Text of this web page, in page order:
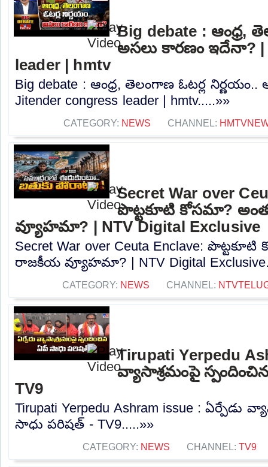
Big debate : ఆంధ్ర,
అసలు కారణం ఇదేనా? |
leader | hmtv
Big debate : ఆంధ్ర, తెలంగాణ ఓటర్ల
Jitender congress leader | hmtv.....»»
CATEGORY: NEWS CHANNEL:
Secret War over
పొట్టకూటి కోసమా?
వ్యూహమా? | NTV Digital Exclusive
Secret War over Ceuta Enclave:
రాజకీయ వ్యూహమా? | NTV Digital
CATEGORY: NEWS CHANNEL:
Tirupati Yerpedu
వ్యాసాశ్రమంపై
TV9
Tirupati Yerpedu Ashram issue : ఏర్పేడు
సాధు పరిషత్ - TV9.....»»
CATEGORY: NEWS CHANNEL: TV9